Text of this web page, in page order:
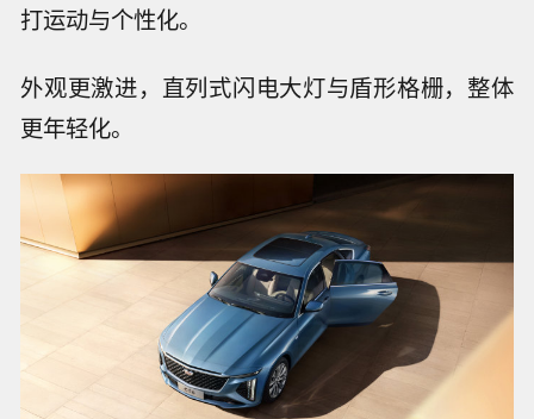
打运动与个性化。
外观更激进，直列式闪电大灯与盾形格栅，整体
更年轻化。